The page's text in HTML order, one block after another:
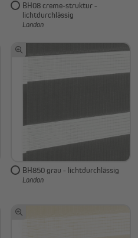
BH08 creme-struktur -
lichtdurchlässig
London
BH850 grau - lichtdurchlässig
London